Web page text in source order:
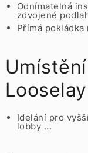
Odnímatelná
zdvojené
Přímá pokládka
Umístění
Idelání pro
lobby ...